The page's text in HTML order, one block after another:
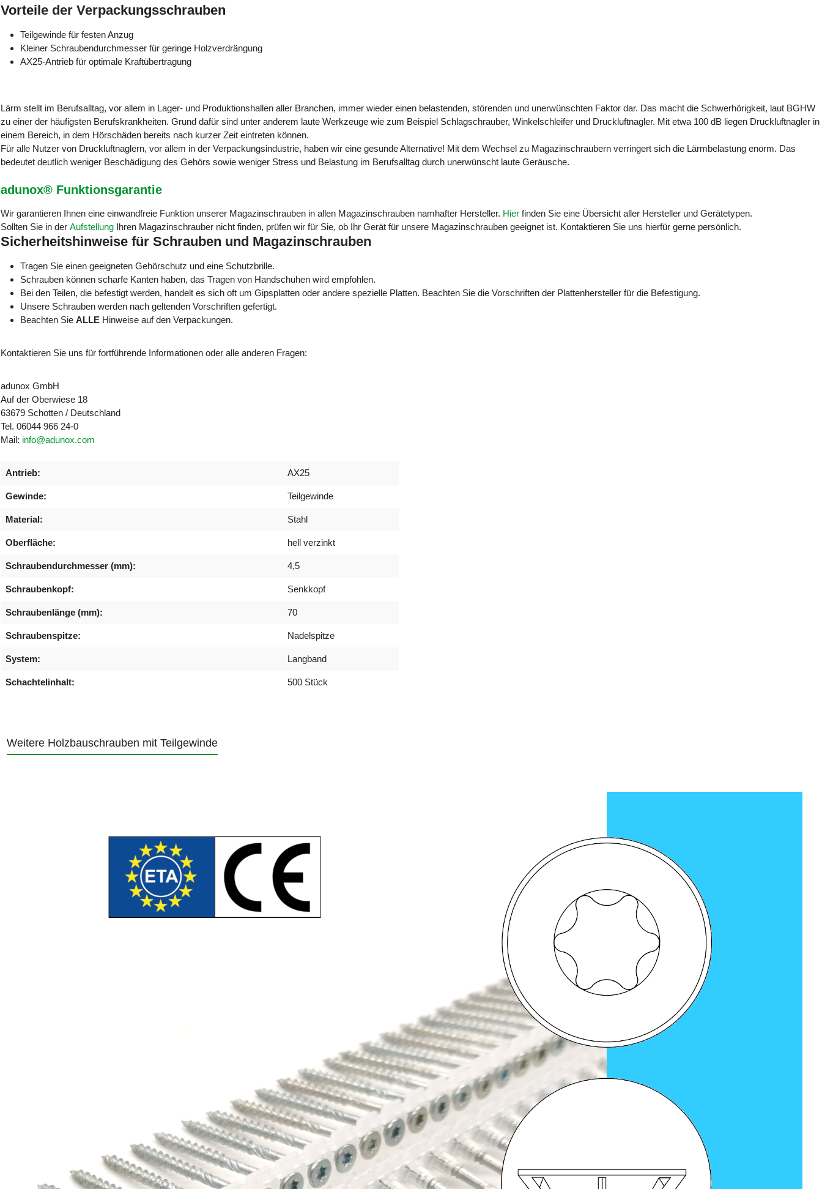
Vorteile der Verpackungsschrauben
Teilgewinde für festen Anzug
Kleiner Schraubendurchmesser für geringe Holzverdrängung
AX25-Antrieb für optimale Kraftübertragung
Lärm stellt im Berufsalltag, vor allem in Lager- und Produktionshallen aller Branchen, immer wieder einen belastenden, störenden und unerwünschten Faktor dar. Das macht die Schwerhörigkeit, laut BGHW
zu einer der häufigsten Berufskrankheiten. Grund dafür sind unter anderem laute Werkzeuge wie zum Beispiel Schlagschrauber, Winkelschleifer und Druckluftnagler. Mit etwa 100 dB liegen Druckluftnagler in
einem Bereich, in dem Hörschäden bereits nach kurzer Zeit eintreten können.
Für alle Nutzer von Druckluftnaglern, vor allem in der Verpackungsindustrie, haben wir eine gesunde Alternative! Mit dem Wechsel zu Magazinschraubern verringert sich die Lärmbelastung enorm. Das
bedeutet deutlich weniger Beschädigung des Gehörs sowie weniger Stress und Belastung im Berufsalltag durch unerwünscht laute Geräusche.
adunox® Funktionsgarantie
Wir garantieren Ihnen eine einwandfreie Funktion unserer Magazinschrauben in allen Magazinschrauben namhafter Hersteller. Hier finden Sie eine Übersicht aller Hersteller und Gerätetypen.
Sollten Sie in der Aufstellung Ihren Magazinschrauber nicht finden, prüfen wir für Sie, ob Ihr Gerät für unsere Magazinschrauben geeignet ist. Kontaktieren Sie uns hierfür gerne persönlich.
Sicherheitshinweise für Schrauben und Magazinschrauben
Tragen Sie einen geeigneten Gehörschutz und eine Schutzbrille.
Schrauben können scharfe Kanten haben, das Tragen von Handschuhen wird empfohlen.
Bei den Teilen, die befestigt werden, handelt es sich oft um Gipsplatten oder andere spezielle Platten. Beachten Sie die Vorschriften der Plattenhersteller für die Befestigung.
Unsere Schrauben werden nach geltenden Vorschriften gefertigt.
Beachten Sie ALLE Hinweise auf den Verpackungen.
Kontaktieren Sie uns für fortführende Informationen oder alle anderen Fragen:
adunox GmbH
Auf der Oberwiese 18
63679 Schotten / Deutschland
Tel. 06044 966 24-0
Mail: info@adunox.com
Antrieb: AX25
Gewinde: Teilgewinde
Material: Stahl
Oberfläche: hell verzinkt
Schraubendurchmesser (mm): 4,5
Schraubenkopf: Senkkopf
Schraubenlänge (mm): 70
Schraubenspitze: Nadelspitze
System: Langband
Schachtelinhalt: 500 Stück
Weitere Holzbauschrauben mit Teilgewinde